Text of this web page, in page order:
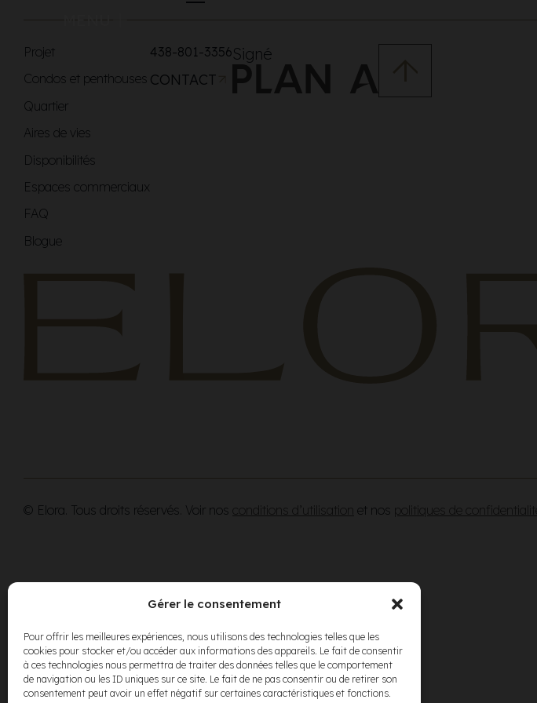
Gérer le consentement
Pour offrir les meilleures expériences, nous utilisons des technologies telles que les
cookies pour stocker et/ou accéder aux informations des appareils. Le fait de consentir
à ces technologies nous permettra de traiter des données telles que le comportement
de navigation ou les ID uniques sur ce site. Le fait de ne pas consentir ou de retirer son
consentement peut avoir un effet négatif sur certaines caractéristiques et fonctions.
MENU
Projet
Condos et penthouses
Quartier
Aires de vies
Disponibilités
Espaces commerciaux
FAQ
Blogue
438-801-3356
CONTACT
Signé
© Elora. Tous droits réservés. Voir nos conditions d’utilisation et nos politiques de confidentialité